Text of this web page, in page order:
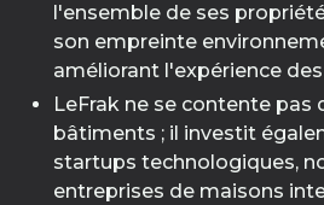
l'ensemble de ses
son empreinte
améliorant l'expérience
LeFrak ne se contente pas
bâtiments ; il investit
startups technologiques,
entreprises de maisons